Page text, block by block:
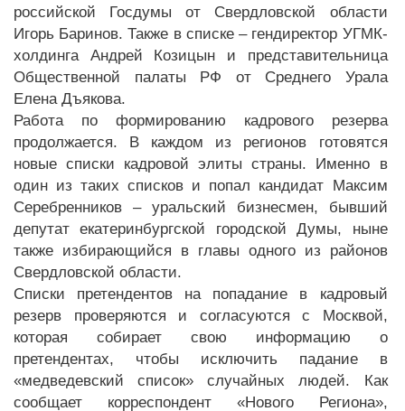
российской Госдумы от Свердловской области
Игорь Баринов. Также в списке – гендиректор УГМК-
холдинга Андрей Козицын и представительница
Общественной палаты РФ от Среднего Урала
Елена Дъякова.
Работа по формированию кадрового резерва
продолжается. В каждом из регионов готовятся
новые списки кадровой элиты страны. Именно в
один из таких списков и попал кандидат Максим
Серебренников – уральский бизнесмен, бывший
депутат екатеринбургской городской Думы, ныне
также избирающийся в главы одного из районов
Свердловской области.
Списки претендентов на попадание в кадровый
резерв проверяются и согласуются с Москвой,
которая собирает свою информацию о
претендентах, чтобы исключить падание в
«медведевский список» случайных людей. Как
сообщает корреспондент «Нового Региона»,